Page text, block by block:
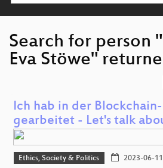
Search for person
Eva Stöwe"
Ich hab in der
gearbeitet - Let's talk
Ethics, Society & Politics 2023-06-11